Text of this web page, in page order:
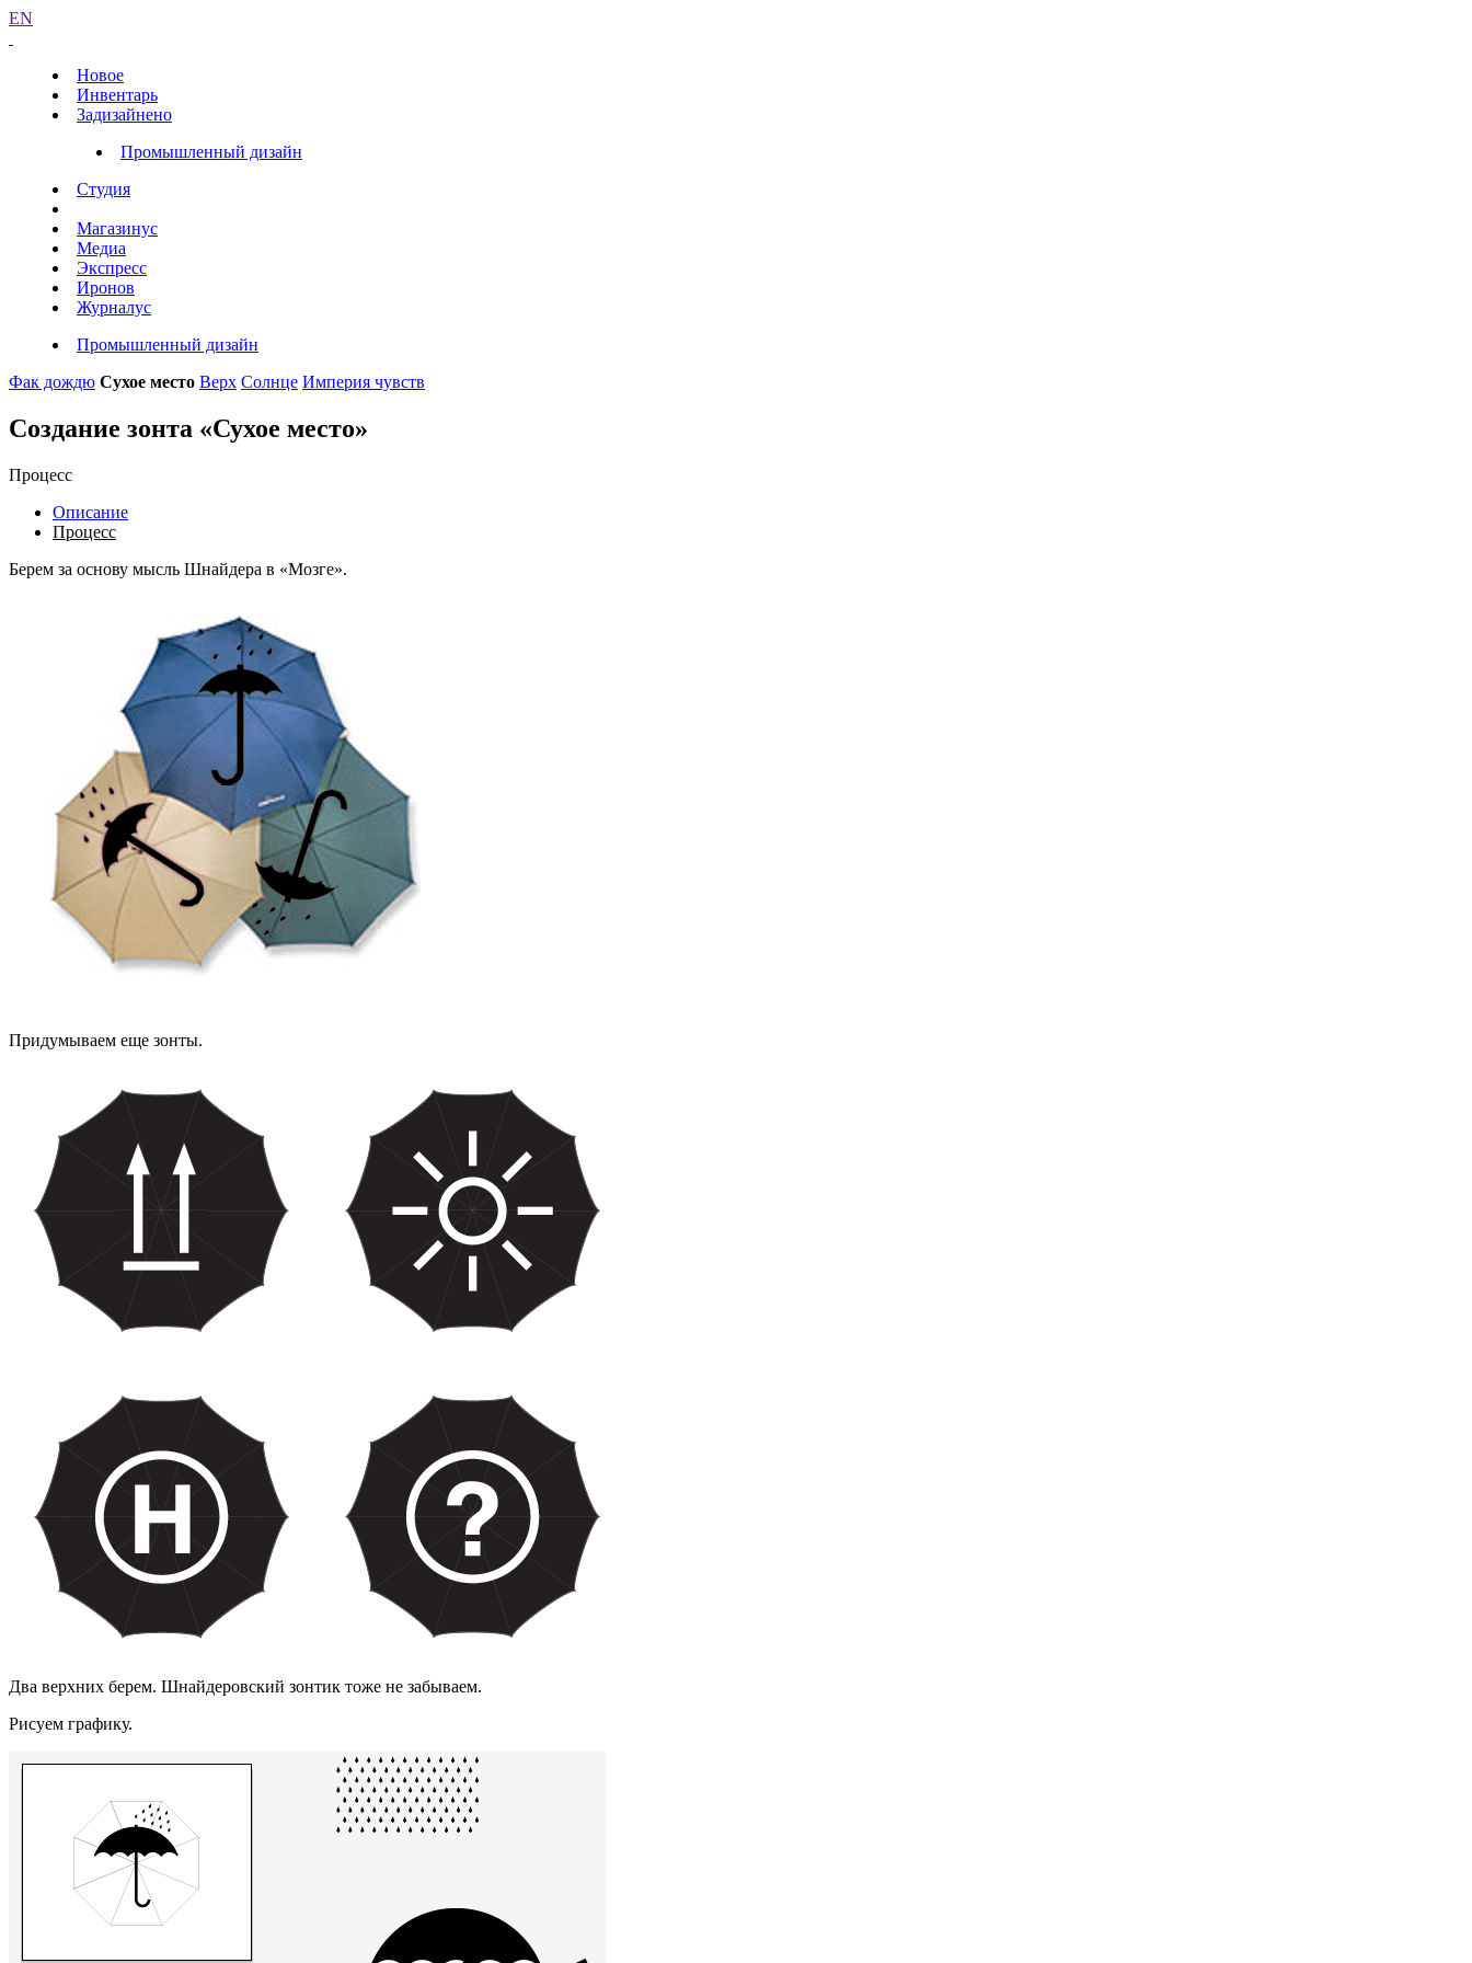
EN
Новое
Инвентарь
Задизайнено
Промышленный дизайн
Студия
Магазинус
Медиа
Экспресс
Иронов
Журналус
Промышленный дизайн
Фак дождю Сухое место Верх Солнце Империя чувств
Создание зонта «Сухое место»
Процесс
Описание
Процесс
Берем за основу мысль Шнайдера в «Мозге».
Придумываем еще зонты.
Два верхних берем. Шнайдеровский зонтик тоже не забываем.
Рисуем графику.